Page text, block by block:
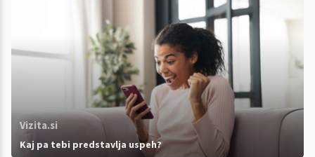
Vizita.si
Kaj pa tebi predstavlja uspeh?